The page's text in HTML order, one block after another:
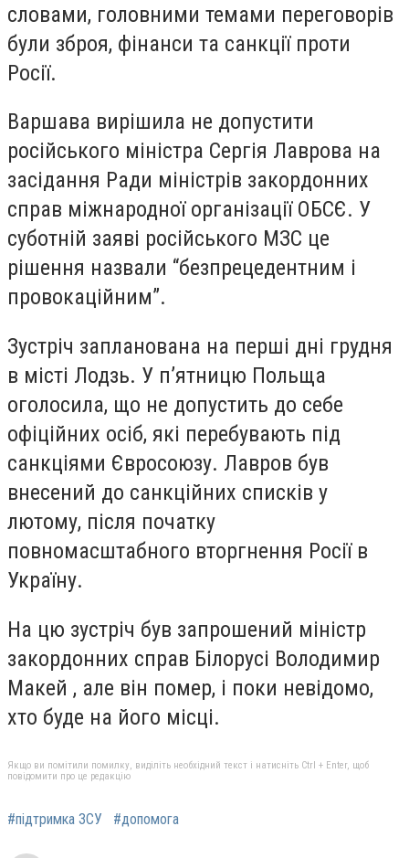
словами, головними темами переговорів
були зброя, фінанси та санкції проти
Росії.
Варшава вирішила не допустити
російського міністра Сергія Лаврова на
засідання Ради міністрів закордонних
справ міжнародної організації ОБСЄ. У
суботній заяві російського МЗС це
рішення назвали “безпрецедентним і
провокаційним”.
Зустріч запланована на перші дні грудня
в місті Лодзь. У п’ятницю Польща
оголосила, що не допустить до себе
офіційних осіб, які перебувають під
санкціями Євросоюзу. Лавров був
внесений до санкційних списків у
лютому, після початку
повномасштабного вторгнення Росії в
Україну.
На цю зустріч був запрошений міністр
закордонних справ Білорусі Володимир
Макей , але він помер, і поки невідомо,
хто буде на його місці.
Якщо ви помітили помилку, виділіть необхідний текст і натисніть Ctrl + Enter, щоб
повідомити про це редакцію
#підтримка ЗСУ #допомога